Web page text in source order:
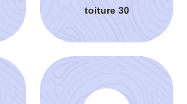
toiture 30